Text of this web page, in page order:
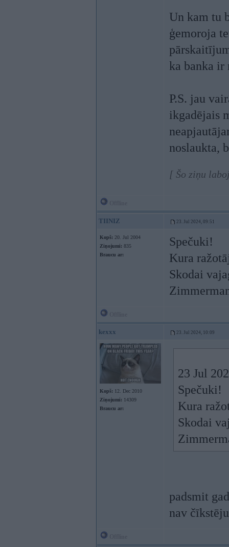
Un kam tu
ģemoroja
ka banka
P.S. jau
ikgadējais
noslaukta,
[ Šo ziņu
TIINIZ 23. Jul 2024, 09:51
Kopš: 20. Jul 2004
Ziņojumi: 835
Braucu ar:
Spečuki!
Kura
Skodai
kexxx 23. Jul 2024, 10:09
Kopš: 12. Dec 2010
Ziņojumi: 14309
Braucu ar:
23 Jul
Spečuki!
Kura
Skodai
padsmit
nav